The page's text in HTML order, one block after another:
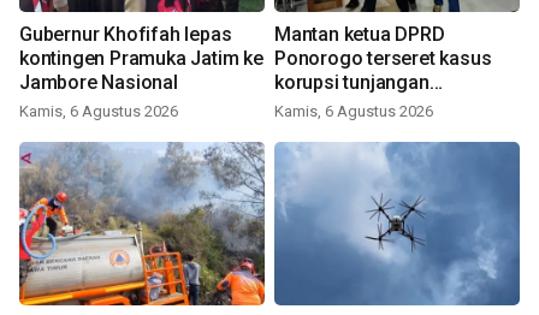
Gubernur Khofifah lepas
kontingen Pramuka Jatim ke
Jambore Nasional
Kamis, 6 Agustus 2026
Mantan ketua DPRD
Ponorogo terseret kasus
korupsi tunjangan
perumahan
Kamis, 6 Agustus 2026